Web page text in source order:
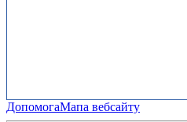
ДопомогаМапа вебсайту